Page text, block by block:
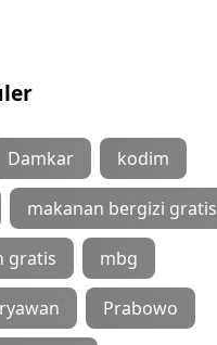
Damkar kodim
makanan bergizi gratis
gratis mbg
Prabowo